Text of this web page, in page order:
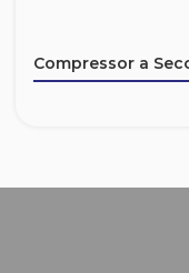
Compressor a